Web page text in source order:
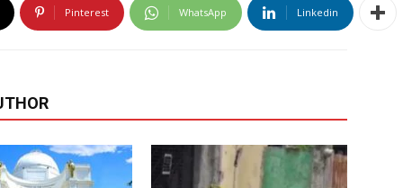
Pinterest WhatsApp Linkedin